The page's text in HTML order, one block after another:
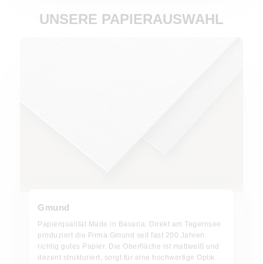
UNSERE PAPIERAUSWAHL
Gmund
Papierqualität Made in Bavaria: Direkt am Tegernsee
produziert die Firma Gmund seit fast 200 Jahren
richtig gutes Papier. Die Oberfläche ist mattweiß und
dezent strukturiert, sorgt für eine hochwertige Optik